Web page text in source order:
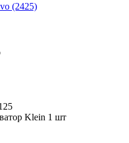
(2425)
Klein 1 шт